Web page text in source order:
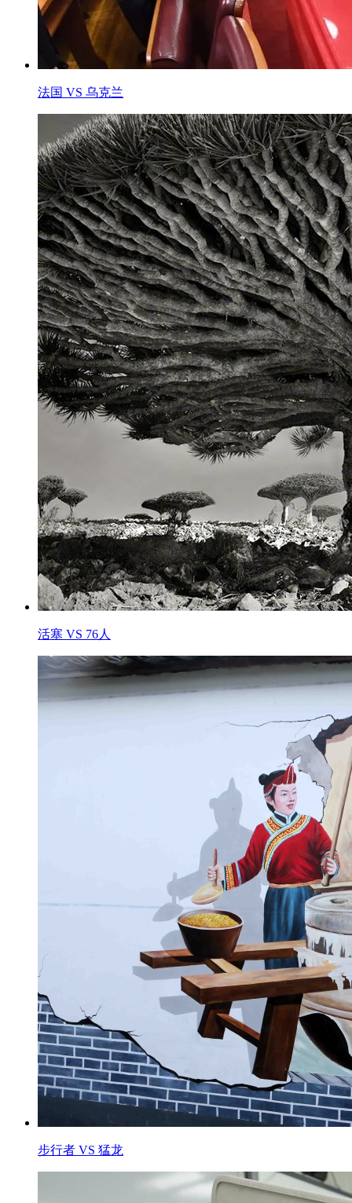
法国 VS 乌克兰
活塞 VS 76人
步行者 VS 猛龙